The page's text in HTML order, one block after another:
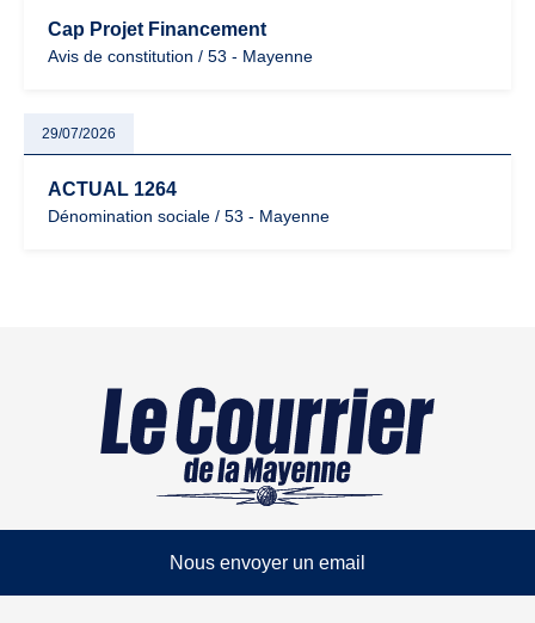
Cap Projet Financement
Avis de constitution / 53 - Mayenne
29/07/2026
ACTUAL 1264
Dénomination sociale / 53 - Mayenne
Nous envoyer un email